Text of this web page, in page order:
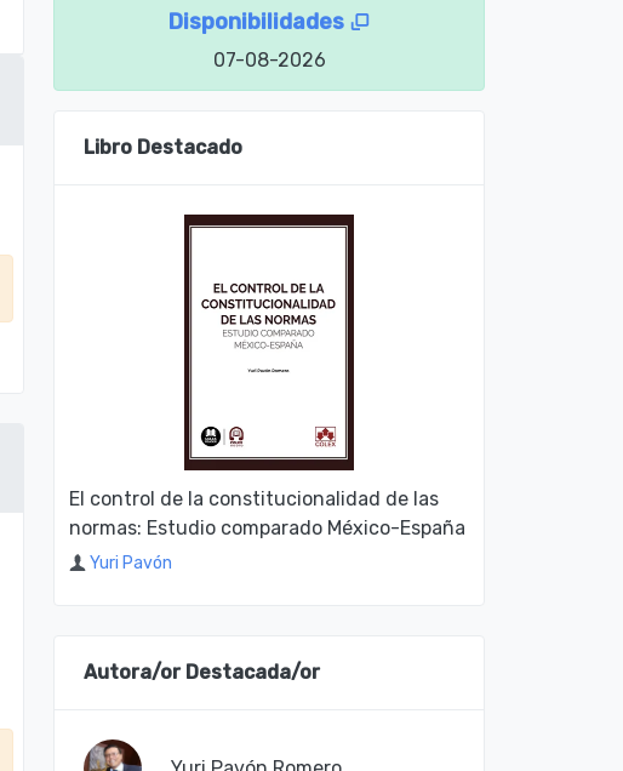
Disponibilidades
07-08-2026
Libro Destacado
El control de la constitucionalidad de las
normas: Estudio comparado México-España
Yuri Pavón
Autora/or Destacada/or